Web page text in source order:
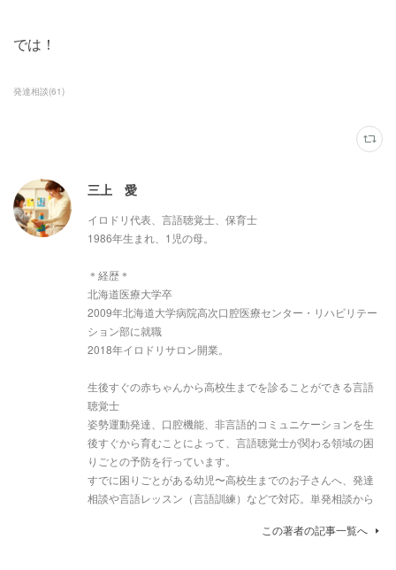
では！
発達相談(61)
三上 愛
イロドリ代表、言語聴覚士、保育士
1986年生まれ、1児の母。
＊経歴＊
北海道医療大学卒
2009年北海道大学病院高次口腔医療センター・リハビリテー
ション部に就職
2018年イロドリサロン開業。
生後すぐの赤ちゃんから高校生までを診ることができる言語
聴覚士
姿勢運動発達、口腔機能、非言語的コミュニケーションを生
後すぐから育むことによって、言語聴覚士が関わる領域の困
りごとの予防を行っています。
すでに困りごとがある幼児〜高校生までのお子さんへ、発達
相談や言語レッスン（言語訓練）などで対応。単発相談から
この著者の記事一覧へ